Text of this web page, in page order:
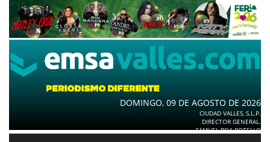
DOMINGO, 09 DE AGOSTO DE 2026
CIUDAD VALLES, S.L.P.
DIRECTOR GENERAL.
SAMUEL ROA BOTELLO